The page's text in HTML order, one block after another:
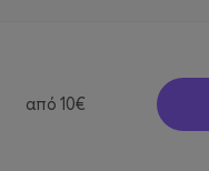
από 10€